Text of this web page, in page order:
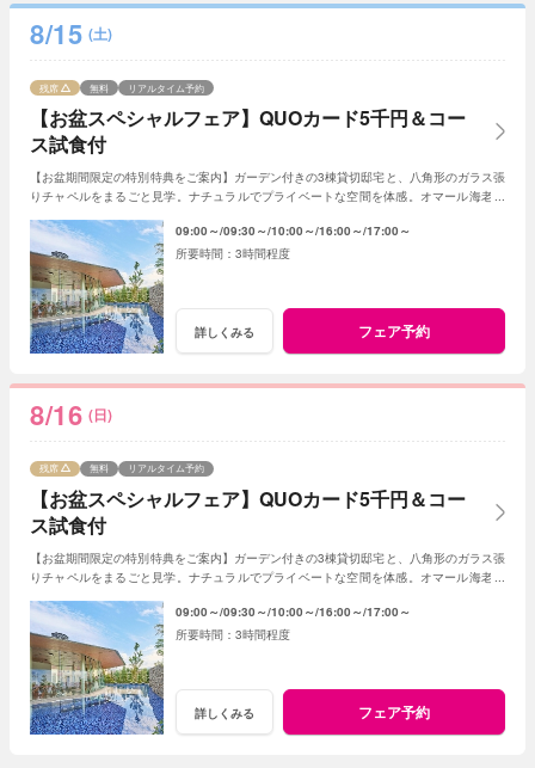
8/15 (土)
【お盆スペシャルフェア】QUOカード5千円＆コー
ス試食付
残席 無料 リアルタイム予約
【お盆期間限定の特別特典をご案内】ガーデン付きの3棟貸切邸宅と、八角形のガラス張
りチャペルをまるごと見学。ナチュラルでプライベートな空間を体感。オマール海老や
09:00～ 09:30～ 10:00～ 16:00～ 17:00～
3時間程度
詳しくみる フェア予約
8/16 (日)
【お盆スペシャルフェア】QUOカード5千円＆コー
ス試食付
残席 無料 リアルタイム予約
【お盆期間限定の特別特典をご案内】ガーデン付きの3棟貸切邸宅と、八角形のガラス張
りチャペルをまるごと見学。ナチュラルでプライベートな空間を体感。オマール海老や
09:00～ 09:30～ 10:00～ 16:00～ 17:00～
3時間程度
詳しくみる フェア予約